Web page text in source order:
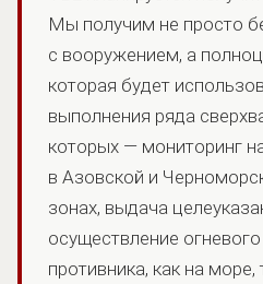
Мы получим не просто
с вооружением, а
которая будет
выполнения ряда
которых — мониторинг
в Азовской и
зонах, выдача
осуществление
противника, как на море,